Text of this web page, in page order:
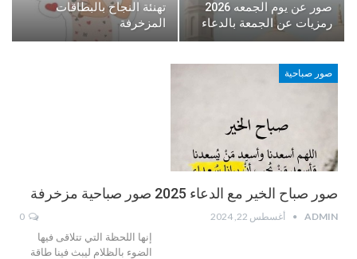
صور عن يوم الجمعه 2026
رمزيات عن الجمعة بالدعاء
تهنئة النجاح بالبطاقات
المزخرفة
صور صباحية
صور صباح الخير مع الدعاء 2025 صور صباحية مزخرفة
ADMIN أغسطس 22, 2024
إنها اللحظة التي تتلاقى فيها
الضوء بالظلام ليبث فينا طاقة